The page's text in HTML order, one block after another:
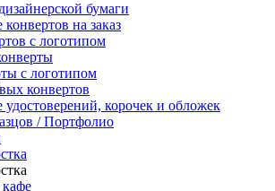
бумаги
на заказ
с логотипом
с логотипом
конвертов
удостоверений, корочек и обложек
/ Портфолио